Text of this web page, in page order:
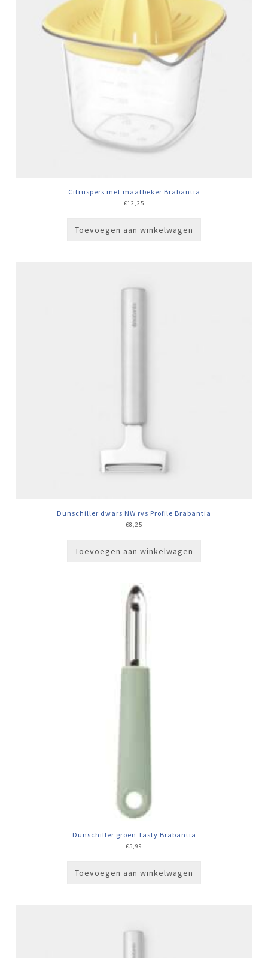
Citruspers met maatbeker Brabantia
€12,25
Toevoegen aan winkelwagen
Dunschiller dwars NW rvs Profile Brabantia
€8,25
Toevoegen aan winkelwagen
Dunschiller groen Tasty Brabantia
€5,99
Toevoegen aan winkelwagen